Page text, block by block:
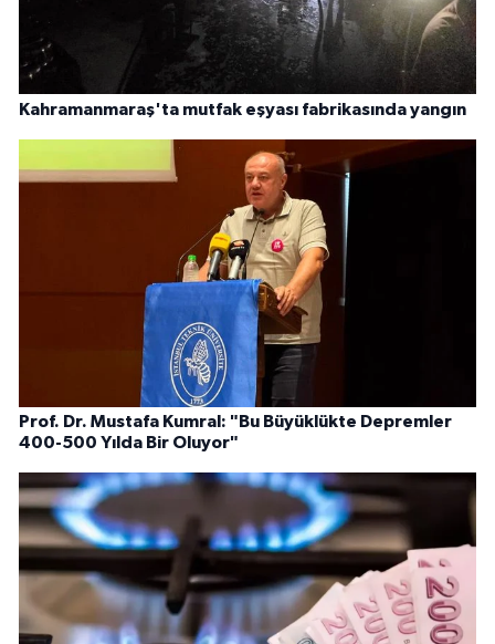
Kahramanmaraş'ta mutfak eşyası fabrikasında yangın
Prof. Dr. Mustafa Kumral: "Bu Büyüklükte Depremler
400-500 Yılda Bir Oluyor"